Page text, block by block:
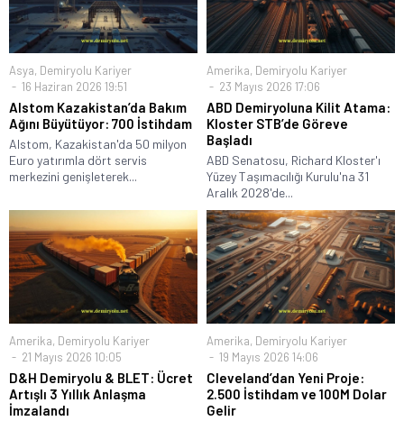
Asya, Demiryolu Kariyer
16 Haziran 2026 19:51
Alstom Kazakistan’da Bakım
Ağını Büyütüyor: 700 İstihdam
Alstom, Kazakistan'da 50 milyon
Euro yatırımla dört servis
merkezini genişleterek...
Amerika, Demiryolu Kariyer
23 Mayıs 2026 17:06
ABD Demiryoluna Kilit Atama:
Kloster STB’de Göreve
Başladı
ABD Senatosu, Richard Kloster'ı
Yüzey Taşımacılığı Kurulu'na 31
Aralık 2028'de...
Amerika, Demiryolu Kariyer
21 Mayıs 2026 10:05
D&H Demiryolu & BLET: Ücret
Artışlı 3 Yıllık Anlaşma
İmzalandı
Amerika, Demiryolu Kariyer
19 Mayıs 2026 14:06
Cleveland’dan Yeni Proje:
2.500 İstihdam ve 100M Dolar
Gelir